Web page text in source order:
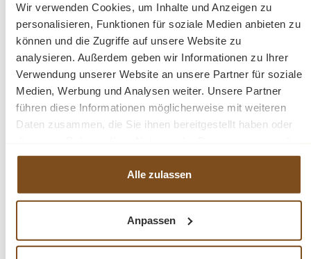
Wir verwenden Cookies, um Inhalte und Anzeigen zu
personalisieren, Funktionen für soziale Medien anbieten zu
können und die Zugriffe auf unsere Website zu
analysieren. Außerdem geben wir Informationen zu Ihrer
Verwendung unserer Website an unsere Partner für soziale
Medien, Werbung und Analysen weiter. Unsere Partner
führen diese Informationen möglicherweise mit weiteren
Daten zusammen, die Sie ihnen bereitgestellt haben oder
haben.
Alle zulassen
Anpassen
Präsentation Ihrer Lieblingsbücher oder
Dekorationen, während die geschlossene Türen
diskreten Stauraum für persönliche Gegenstände
bieten. Diese ausgewogene Kombination schafft
ein ansprechendes visuelles Gleichgewicht.
Flexibel in jeder Einrichtung
harmonisch in verschiedene Einrichtungsstile ein.
Es passt sowohl in moderne als auch klassische
Umgebungen und verleiht jedem Raum einen